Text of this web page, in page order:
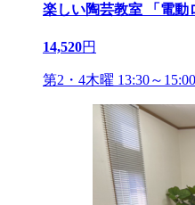
楽しい陶芸教室 「電動
14,520円
第2・4木曜 13:30～15:00